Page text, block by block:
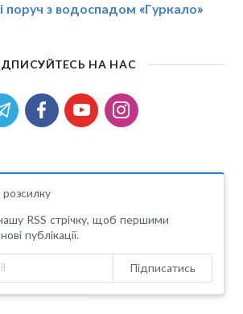
поруч з водоспадом «Гуркало»
НА НАС
розсилку
RSS стрічку, щоб першими
публікації.
Підписатись